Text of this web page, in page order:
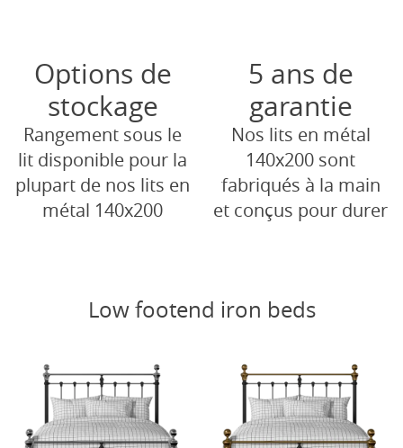
Options de
stockage
Rangement sous le
lit disponible pour la
plupart de nos lits en
métal 140x200
5 ans de
garantie
Nos lits en métal
140x200 sont
fabriqués à la main
et conçus pour durer
Low footend iron beds